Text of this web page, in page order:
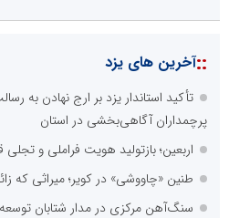
::آخرین های یزد
تأکید استاندار یزد بر ارج نهادن به
پرچمداران آگاهی‌بخشی در استان
اربعین؛ بازتولید هویت فراملی و
طنین «چاووشی» در کویر؛ میراثی که